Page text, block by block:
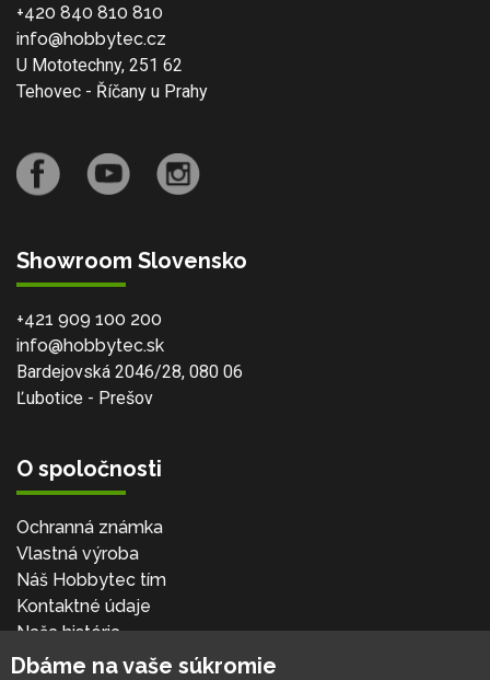
+420 840 810 810
info@hobbytec.cz
U Mototechny, 251 62
Tehovec - Říčany u Prahy
Showroom Slovensko
+421 909 100 200
info@hobbytec.sk
Bardejovská 2046/28, 080 06
Ľubotice - Prešov
O spoločnosti
Ochranná známka
Vlastná výroba
Náš Hobbytec tím
Kontaktné údaje
Naša história
Kariéra
Dbáme na vaše súkromie